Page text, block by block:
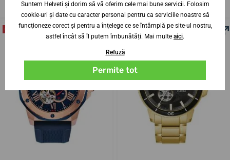
2 857,76 lei 3 225,81 lei
CEL MAI VÂNDUT
Suntem Helveti și dorim să vă oferim cele mai bune servicii. Folosim
cookie-uri și date cu caracter personal pentru ca serviciile noastre să
funcționeze corect și pentru a înțelege ce se întâmplă pe site-ul nostru,
astfel încât să îl putem îmbunătăți. Mai multe aici.
Refuză
Permite tot